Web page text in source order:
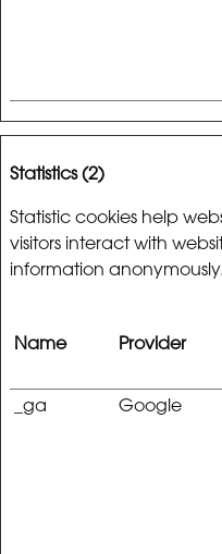
Statistics (2)
Statistic cookies help
visitors interact with
information anonymously.
Name Provider
_ga Google